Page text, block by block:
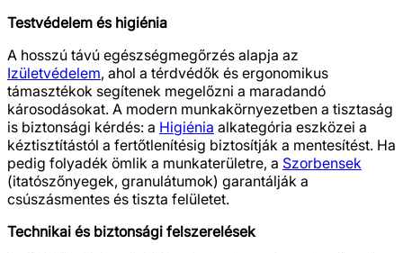
Testvédelem és higiénia
A hosszú távú egészségmegőrzés alapja az
Izületvédelem, ahol a térdvédők és ergonomikus
támasztékok segítenek megelőzni a maradandó
károsodásokat. A modern munkakörnyezetben a tisztaság
is biztonsági kérdés: a Higiénia alkategória eszközei a
kéztisztítástól a fertőtlenítésig biztosítják a mentesítést. Ha
pedig folyadék ömlik a munkaterületre, a Szorbensek
(itatószőnyegek, granulátumok) garantálják a
csúszásmentes és tiszta felületet.
Technikai és biztonsági felszerelések